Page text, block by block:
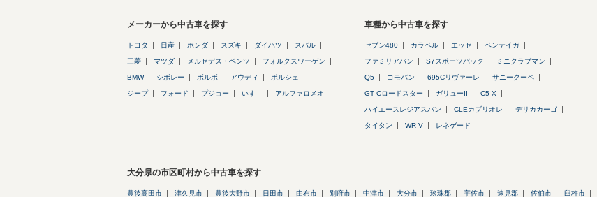
メーカーから中古車を探す
トヨタ 日産 ホンダ スズキ ダイハツ スバル
三菱 マツダ メルセデス・ベンツ フォルクスワーゲン
BMW シボレー ボルボ アウディ ポルシェ
ジープ フォード プジョー いすゞ アルファロメオ
車種から中古車を探す
セブン480 カラベル エッセ ベンテイガ
ファミリアバン S7スポーツバック ミニクラブマン
Q5 コモバン 695Cリヴァーレ サニークーペ
GT Cロードスター ガリューII C5 X
ハイエースレジアスバン CLEカブリオレ デリカカーゴ
タイタン WR-V レネゲード
大分県の市区町村から中古車を探す
豊後高田市 津久見市 豊後大野市 日田市 由布市 別府市 中津市 大分市 玖珠郡 宇佐市 速見郡 佐伯市 臼杵市